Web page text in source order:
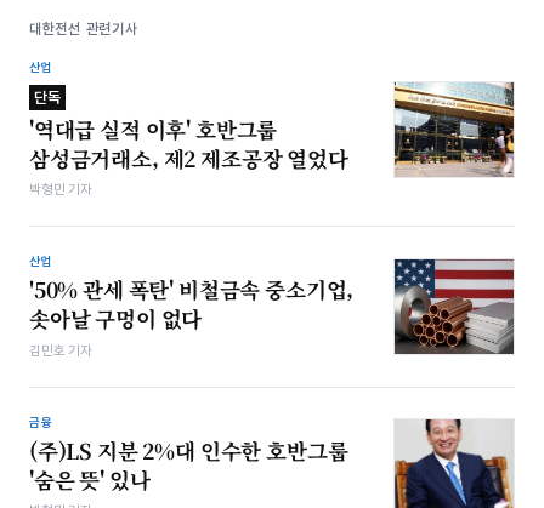
대한전선 관련기사
산업
단독
'역대급 실적 이후' 호반그룹
삼성금거래소, 제2 제조공장 열었다
박형민 기자
산업
'50% 관세 폭탄' 비철금속 중소기업,
솟아날 구멍이 없다
김민호 기자
금융
(주)LS 지분 2%대 인수한 호반그룹
'숨은 뜻' 있나